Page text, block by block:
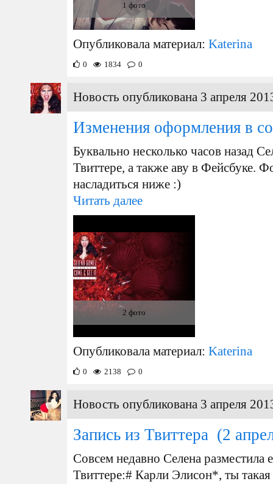
1 фото
Опубликовала материал: Katerina
0 1834 0
Новость опубликована 3 апреля
Изменения оформления в
Буквально несколько часов назад
Твиттере, а также аву в Фейсбуке.
насладиться ниже :)
Читать далее
2 фото
Опубликовала материал: Katerina
0 2138 0
Новость опубликована 3 апреля
Запись из Твиттера (2
Совсем недавно Селена разместила
Твиттере: # Карли Элисон*, ты